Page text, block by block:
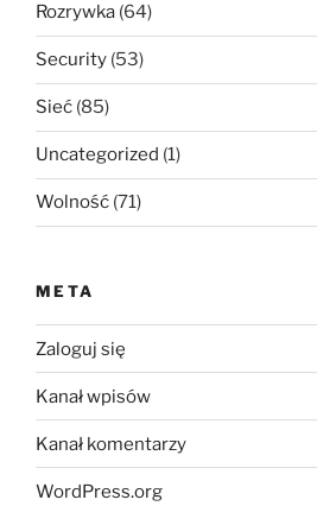
Rozrywka (64)
Security (53)
Sieć (85)
Uncategorized (1)
Wolność (71)
META
Zaloguj się
Kanał wpisów
Kanał komentarzy
WordPress.org